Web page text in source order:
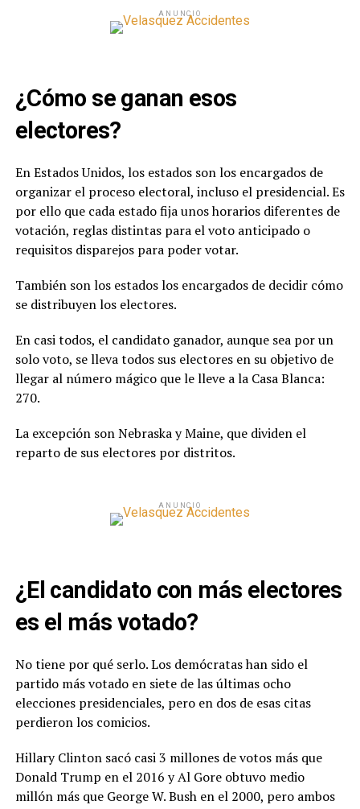
ANUNCIO
¿Cómo se ganan esos
electores?
En Estados Unidos, los estados son los encargados de
organizar el proceso electoral, incluso el presidencial. Es
por ello que cada estado fija unos horarios diferentes de
votación, reglas distintas para el voto anticipado o
requisitos disparejos para poder votar.
También son los estados los encargados de decidir cómo
se distribuyen los electores.
En casi todos, el candidato ganador, aunque sea por un
solo voto, se lleva todos sus electores en su objetivo de
llegar al número mágico que le lleve a la Casa Blanca:
270.
La excepción son Nebraska y Maine, que dividen el
reparto de sus electores por distritos.
ANUNCIO
¿El candidato con más electores
es el más votado?
No tiene por qué serlo. Los demócratas han sido el
partido más votado en siete de las últimas ocho
elecciones presidenciales, pero en dos de esas citas
perdieron los comicios.
Hillary Clinton sacó casi 3 millones de votos más que
Donald Trump en el 2016 y Al Gore obtuvo medio
millón más que George W. Bush en el 2000, pero ambos